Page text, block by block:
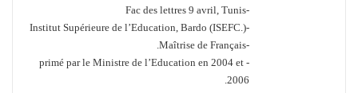
-Fac des lettres 9 avril, Tunis
-Institut Supérieure de l’Education, Bardo (ISEFC.)
-Maîtrise de Français.
- primé par le Ministre de l’Education en 2004 et
2006.